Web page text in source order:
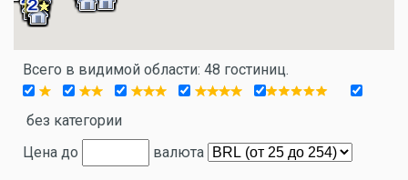
Всего в видимой области: 48 гостиниц.
без категории
Цена до
валюта